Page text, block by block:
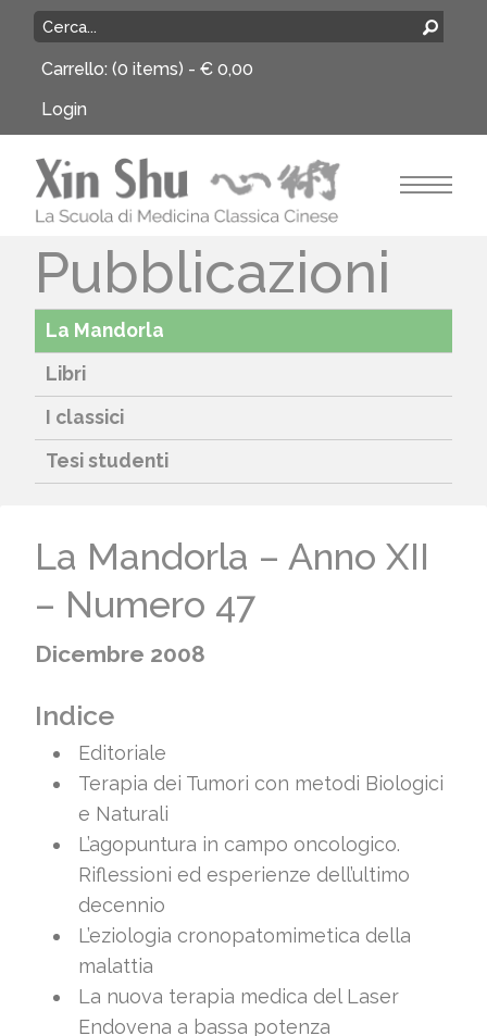
Carrello: (0 items) - € 0,00
Login
Pubblicazioni
La Mandorla
Libri
I classici
Tesi studenti
La Mandorla – Anno XII
– Numero 47
Dicembre 2008
Indice
Editoriale
Terapia dei Tumori con metodi Biologici
e Naturali
L’agopuntura in campo oncologico.
Riflessioni ed esperienze dell’ultimo
decennio
L’eziologia cronopatomimetica della
malattia
La nuova terapia medica del Laser
Endovena a bassa potenza